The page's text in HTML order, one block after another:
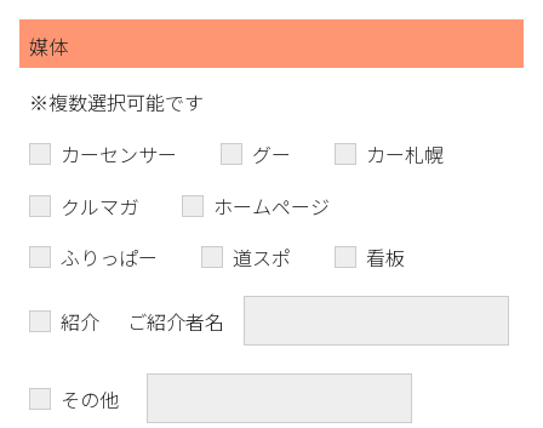
媒体
※複数選択可能です
カーセンサー
グー
カー札幌
クルマガ
ホームページ
ふりっぱー
道スポ 看板
紹介 ご紹介者名
その他